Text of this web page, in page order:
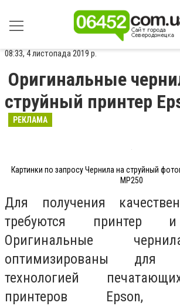
08:33, 4 листопада 2019 р.
Оригинальные
струйный принтер
РЕКЛАМА
Картинки по запросу Чернила на струйный
MP250
Для получения
требуются принтер
Оригинальные
оптимизированы
технологией
принтеров Epson,